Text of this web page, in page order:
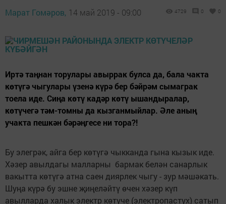
Марат Гомәров, 14 май 2019 - 09:00 4729 0 0
Иртә таңнан торулары авыррак булса да, бала чакта
көтүгә чыгулары үзенә күрә бер бәйрәм сымаграк
тоела иде. Сиңа көтү кадәр көтү ышандыралар,
көтүчегә тәм-томны да кызганмыйлар. Әле аның
учакта пешкән бәрәңгесе ни тора?!
Бу элегрәк, айга бер көтүгә чыкканда гына кызык иде.
Хәзер авылдагы малларны бармак белән санарлык
вакытта көтүгә атна саен диярлек чыгу - зур мәшәкать.
Шуңа күрә бу эшне җиңеләйтү өчен хәзер күп
авылларда халык электр көтүче (электропастух) сатып